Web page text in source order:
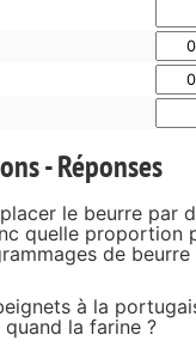
- Réponses
le beurre par
quelle proportion
de beurre
à la
la farine ?